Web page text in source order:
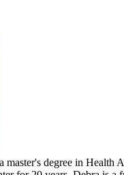
degree in Health